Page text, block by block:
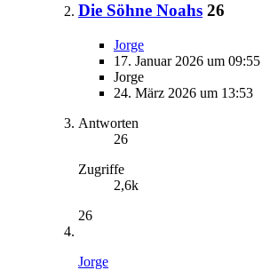
Die Söhne Noahs 26
Jorge
17. Januar 2026 um 09:55
Jorge
24. März 2026 um 13:53
Antworten
26
Zugriffe
2,6k
26
Jorge